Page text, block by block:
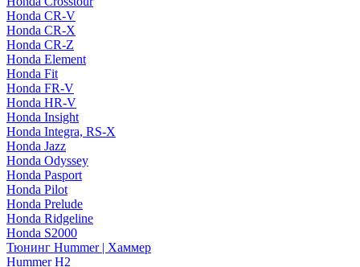
Honda CR-V
Honda CR-X
Honda CR-Z
Honda Element
Honda Fit
Honda FR-V
Honda HR-V
Honda Insight
Honda Integra, RS-X
Honda Jazz
Honda Odyssey
Honda Pasport
Honda Pilot
Honda Prelude
Honda Ridgeline
Honda S2000
Тюнинг Hummer | Хаммер
Hummer H2